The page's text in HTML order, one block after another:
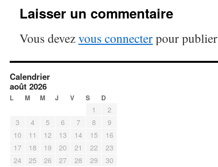
Laisser un commentaire
Vous devezvous connecterpour
Calendrier
août 2026
L M M J V S D
1
2
3
4 5 6 7 8
9
10
11 12 13 14 15
16
17
18 19 20 21 22
23
24
25 26 27 28 29
30